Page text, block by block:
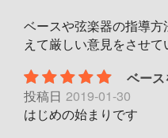
ベースや弦楽器の指導
えて厳しい意見をさせて
ベー
投稿日 2019-01-30
はじめの始まりです